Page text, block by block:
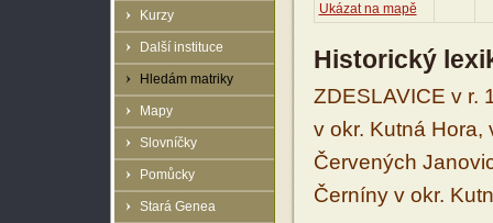
Kurzy
Další instituce
Hledám matriky
Mapy
Slovníčky
Pomůcky
Stará Genea
Ukázat na mapě
Historický
ZDESLAVICE v r.
v okr. Kutná Hora,
Červených
Černíny v okr.